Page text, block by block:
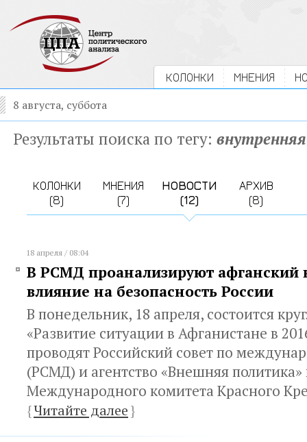
КОЛОНКИ МНЕНИЯ
8 августа, суббота
Результаты поиска по тегу:
КОЛОНКИ
(8)
МНЕНИЯ
(7)
НОВОСТИ
(12)
АРХИВ
(8)
18 апреля / 08:04
В РСМД проанализируют афганский
влияние на безопасность России
В понедельник, 18 апреля, состоится
«Развитие ситуации в Афганистане в
проводят Российский совет по
(РСМД) и агентство «Внешняя политика»
Международного комитета Красного
{Читайте далее}